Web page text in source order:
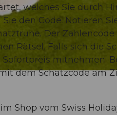
welches Sie durch
den Code. Notieren
Der
Rätsel. Falls sich die
mitnehmen.
dem Schatzcode am
Shop vom Swiss